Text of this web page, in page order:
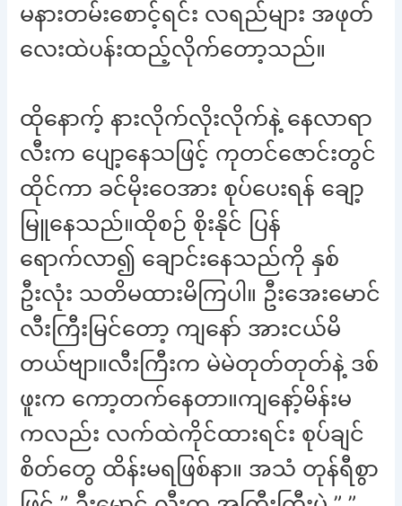
မနားတမ်းစောင့်ရင်း လရည်များ အဖုတ်
လေးထဲပန်းထည့်လိုက်တော့သည်။
ထိုနောက့် နားလိုက်လိုးလိုက်နဲ့ နေလာရာ
လီးက ပျော့နေသဖြင့် ကုတင်ဇောင်းတွင်
ထိုင်ကာ ခင်မိုးဝေအား စုပ်ပေးရန် ချော့
မြူနေသည်။ထိုစဉ် စိုးနိုင် ပြန်
ရောက်လာ၍ ချောင်းနေသည်ကို နှစ်
ဦးလုံး သတိမထားမိကြပါ။ ဦးအေးမောင်
လီးကြီးမြင်တော့ ကျနော် အားငယ်မိ
တယ်ဗျာ။လီးကြီးက မဲမဲတုတ်တုတ်နဲ့ ဒစ်
ဖူးက ကော့တက်နေတာ။ကျနော့်မိန်းမ
ကလည်း လက်ထဲကိုင်ထားရင်း စုပ်ချင်
စိတ်တွေ ထိန်းမရဖြစ်နာ။ အသံ တုန်ရီစွာ